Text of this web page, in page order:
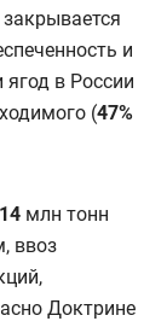
и
в России
(47%
млн тонн
ввоз
Доктрине